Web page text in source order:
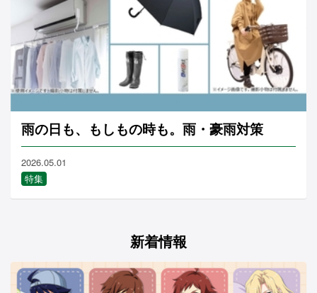
雨の日も、もしもの時も。雨・豪雨対策
2026.05.01
特集
新着情報